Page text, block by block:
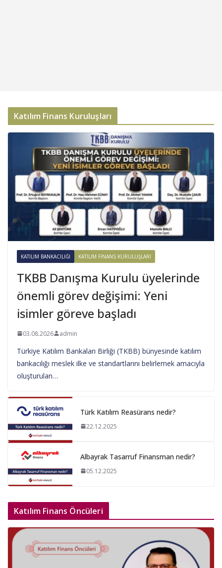
Katılım Finans Kuruluşları
KATILIM BANKACILIĞI KATILIM FINANS KURULUŞLARI
TKBB Danışma Kurulu üyelerinde
önemli görev değişimi: Yeni
isimler göreve başladı
03.08.2026 admin
Türkiye Katılım Bankaları Birliği (TKBB) bünyesinde katılım
bankacılığı meslek ilke ve standartlarını belirlemek amacıyla
oluşturulan…
Türk Katılım Reasürans nedir?
22.12.2025
Albayrak Tasarruf Finansman nedir?
05.12.2025
Katılım Finans Öncüleri